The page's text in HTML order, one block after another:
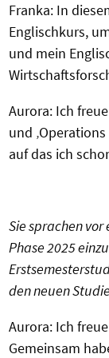
Franka: In
Englischkurs,
und mein
Aurora: Ich
und
auf das ich
Sie sprachen
Phase 2025
den neuen
Aurora: Ich
Gemeinsam